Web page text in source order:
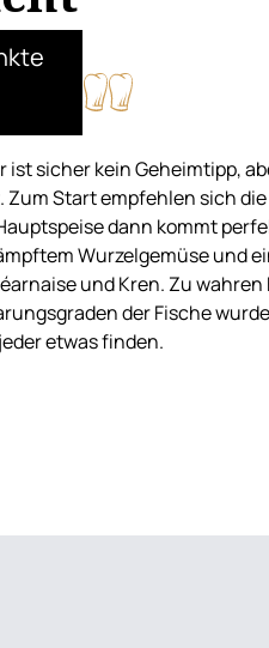
ist sicher kein Geheimtipp,
Start empfehlen sich
dann kommt
Wurzelgemüse und
und Kren. Zu
der Fische
etwas finden.